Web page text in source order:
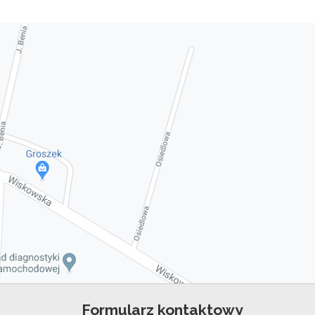
Formularz kontaktowy